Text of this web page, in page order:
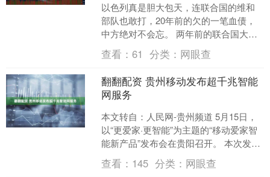
以色列真是胆大包天，连联合国的维和
部队也敢打，20年前的欠的一笔血债，
中方绝对不会忘。 两年前的联合国大会
关于巴以问题的紧急会议上，时任以色
列常驻联合国代表埃尔....
查看：61 分类： 网眼查
翻翻配资 贵州移动发布超千兆智能
网服务
本文转自：人民网-贵州频道 5月15日，
以“更爱家·更智能”为主题的“移动爱家智
能新产品”发布会在贵阳召开。 本次发布
会由中国移动贵州公司（以下简称：贵
州移动）....
查看： 145 分类： 网眼查